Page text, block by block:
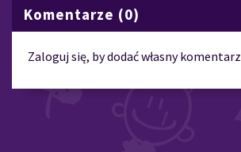
Komentarze (0)
Zaloguj się, by dodać własny komentarz